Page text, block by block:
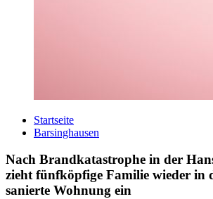
Startseite
Barsinghausen
Nach Brandkatastrophe in der
zieht fünfköpfige Familie wieder in
sanierte Wohnung ein